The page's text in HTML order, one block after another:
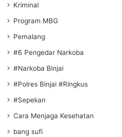
Kriminal
Program MBG
Pemalang
#6 Pengedar Narkoba
#Narkoba Binjai
#Polres Binjai #Ringkus
#Sepekan
Cara Menjaga Kesehatan
bang sufi